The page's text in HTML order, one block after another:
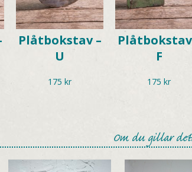
Plåtbokstav –
U
175 kr
Plåtbokstav
F
175 kr
Om du gillar